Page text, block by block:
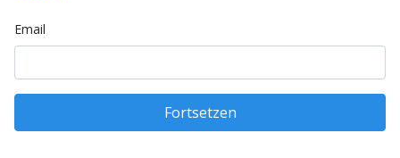
Email
Fortsetzen